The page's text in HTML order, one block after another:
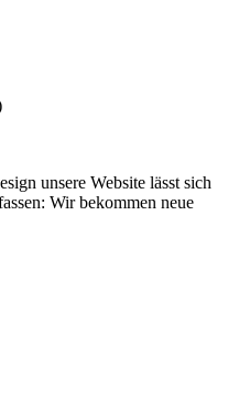
unsere Website lässt sich
Wir bekommen neue